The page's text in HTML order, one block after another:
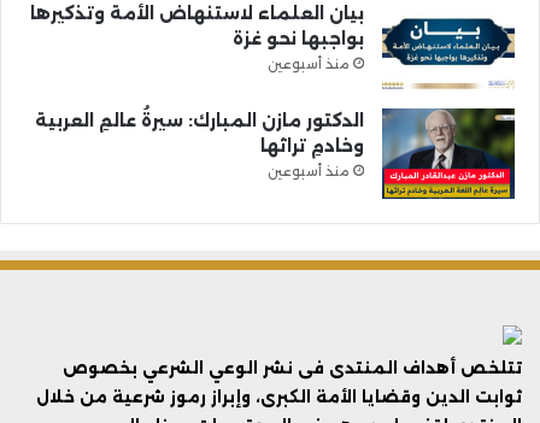
بيان العلماء لاستنهاض الأمة وتذكيرها
بواجبها نحو غزة
منذ أسبوعين
الدكتور مازن المبارك: سيرةُ عالمِ العربية
وخادمِ تراثها
منذ أسبوعين
تتلخص أهداف المنتدى فى نشر الوعي الشرعي بخصوص
ثوابت الدين وقضايا الأمة الكبرى، وإبراز رموز شرعية من خلال